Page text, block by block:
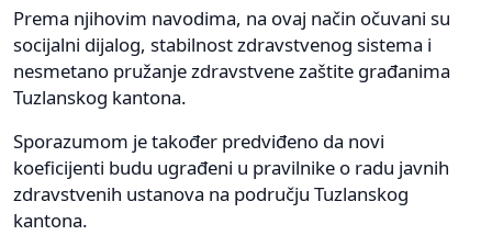
Prema njihovim navodima, na ovaj način očuvani su
socijalni dijalog, stabilnost zdravstvenog sistema i
nesmetano pružanje zdravstvene zaštite građanima
Tuzlanskog kantona.
Sporazumom je također predviđeno da novi
koeficijenti budu ugrađeni u pravilnike o radu javnih
zdravstvenih ustanova na području Tuzlanskog
kantona.